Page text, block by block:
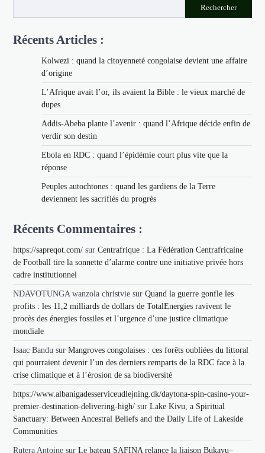
Rechercher
Récents Articles :
Kolwezi : quand la citoyenneté congolaise devient une affaire
d’origine
L’Afrique avait l’or, ils avaient la Bible : le vieux marché de
dupes
Addis-Abeba plante l’avenir : quand l’Afrique décide enfin de
verdir son destin
Ebola en RDC : quand l’épidémie court plus vite que la
réponse
Peuples autochtones : quand les gardiens de la Terre
deviennent les sacrifiés du progrès
Récents Commentaires :
https://sapreqot.com/ surCentrafrique : La Fédération Centrafricaine
de Football tire la sonnette d’alarme contre une initiative privée hors
cadre institutionnel
NDAVOTUNGA wanzola christvie surQuand la guerre gonfle les
profits : les 11,2 milliards de dollars de TotalEnergies ravivent le
procès des énergies fossiles et l’urgence d’une justice climatique
mondiale
Isaac Bandu surMangroves congolaises : ces forêts oubliées du littoral
qui pourraient devenir l’un des derniers remparts de la RDC face à la
crise climatique et à l’érosion de sa biodiversité
https://www.albanigadesserviceudlejning.dk/daytona-spin-casino-your-
premier-destination-delivering-high/ surLake Kivu, a Spiritual
Sanctuary: Between Ancestral Beliefs and the Daily Life of Lakeside
Communities
Rutera Antoine surLe bateau SAFINA relance la liaison Bukavu–